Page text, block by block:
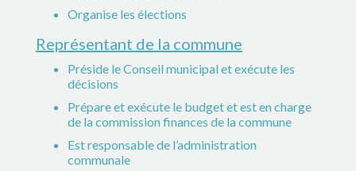
Organise les élections
Représentant de la commune
Préside le Conseil municipal et exécute les
décisions
Prépare et exécute le budget et est en charge
de la commission finances de la commune
Est responsable de l’administration
communale